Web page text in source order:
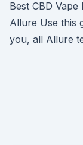
Best CBD Vape
Allure Use this
you, all Allure